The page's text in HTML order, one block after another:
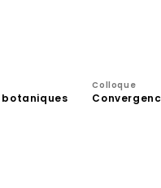
botaniques
Colloque